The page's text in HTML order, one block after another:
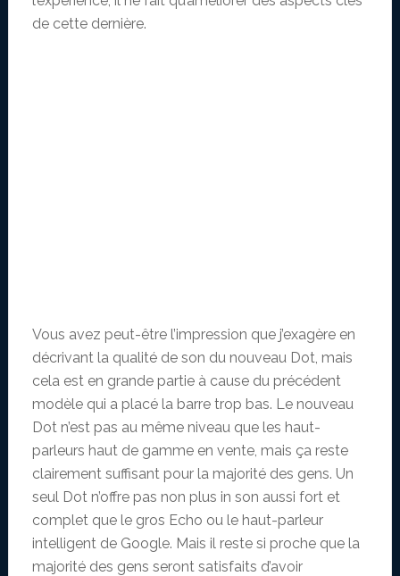
de cette dernière.
Vous avez peut-être l’impression que j’exagère en
décrivant la qualité de son du nouveau Dot, mais
cela est en grande partie à cause du précédent
modèle qui a placé la barre trop bas. Le nouveau
Dot n’est pas au même niveau que les haut-
parleurs haut de gamme en vente, mais ça reste
clairement suffisant pour la majorité des gens. Un
seul Dot n’offre pas non plus in son aussi fort et
complet que le gros Echo ou le haut-parleur
intelligent de Google. Mais il reste si proche que la
majorité des gens seront satisfaits d’avoir